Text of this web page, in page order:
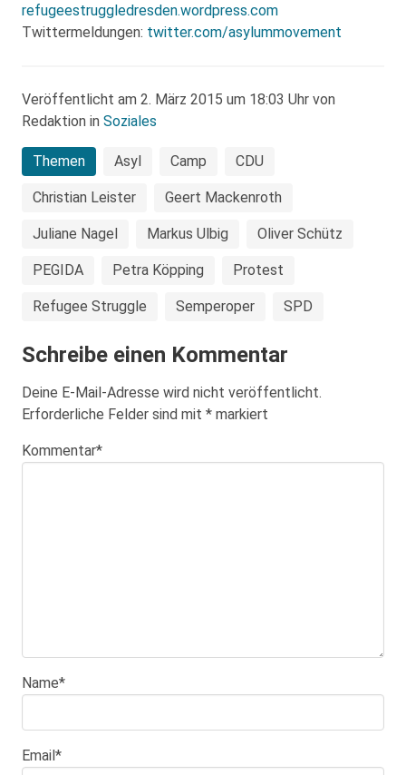
refugeestruggledresden.wordpress.com
Twittermeldungen: twitter.com/asylummovement
Veröffentlicht am 2. März 2015 um 18:03 Uhr von
Redaktion in Soziales
Themen Asyl Camp CDU
Christian Leister Geert Mackenroth
Juliane Nagel Markus Ulbig Oliver Schütz
PEGIDA Petra Köpping Protest
Refugee Struggle Semperoper SPD
Schreibe einen Kommentar
Deine E-Mail-Adresse wird nicht veröffentlicht.
Erforderliche Felder sind mit * markiert
Kommentar*
Name*
Email*